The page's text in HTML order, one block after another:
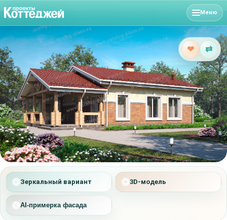
Меню
Зеркальный вариант 3D-модель
AI-примерка фасада
❤ ⇄